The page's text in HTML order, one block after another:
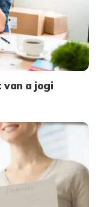
van a jogi